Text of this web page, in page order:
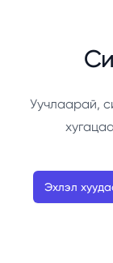
Уучлаарай,
Эхлэл